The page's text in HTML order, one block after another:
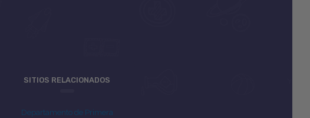
SITIOS RELACIONADOS
Departamento de Primera